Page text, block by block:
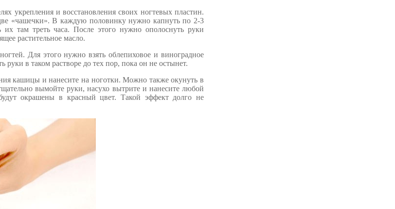
укрепления и восстановления своих ногтевых пластин.
«чашечки». В каждую половинку нужно капнуть по 2-3
там треть часа. После этого нужно ополоснуть руки
растительное масло.
Для этого нужно взять облепиховое и виноградное
в таком растворе до тех пор, пока он не остынет.
кашицы и нанесите на ноготки. Можно также окунуть в
вымойте руки, насухо вытрите и нанесите любой
окрашены в красный цвет. Такой эффект долго не